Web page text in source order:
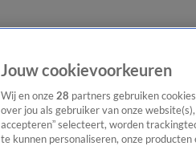
Jouw cookievoorkeuren
Wij en onze 28 partners gebruiken
over jou als gebruiker van onze
accepteren” selecteert, worden
te kunnen personaliseren, onze